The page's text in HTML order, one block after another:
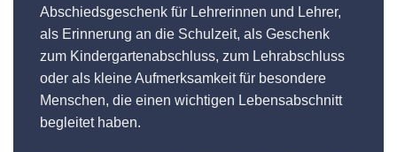
Abschiedsgeschenk für Lehrerinnen und Lehrer,
als Erinnerung an die Schulzeit, als Geschenk
zum Kindergartenabschluss, zum Lehrabschluss
oder als kleine Aufmerksamkeit für besondere
Menschen, die einen wichtigen Lebensabschnitt
begleitet haben.